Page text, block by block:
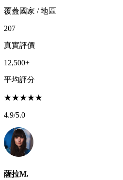
覆蓋國家 / 地區
207
真實評價
12,500+
平均評分
★★★★★
4.9/5.0
薩拉M.